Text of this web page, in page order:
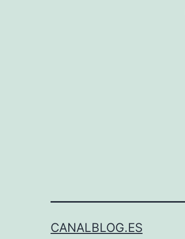
CANALBLOG.ES